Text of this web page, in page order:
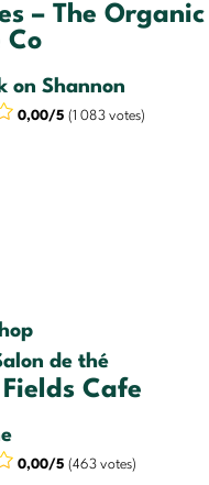
– The Organic
Co
on Shannon
0,00/5 (1 083 votes)
de thé
Fields Cafe
0,00/5 (463 votes)